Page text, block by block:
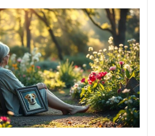
Przyjaciela:
Jak
w
Polsce
przeżywamy
śmierć
zwierząt
domowych
i
jak